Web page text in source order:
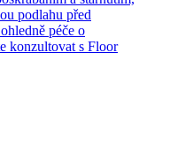
podlahu před
péče o
konzultovat s Floor